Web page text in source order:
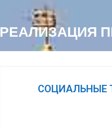
РЕАЛИЗАЦИЯ
СОЦИАЛЬНЫЕ